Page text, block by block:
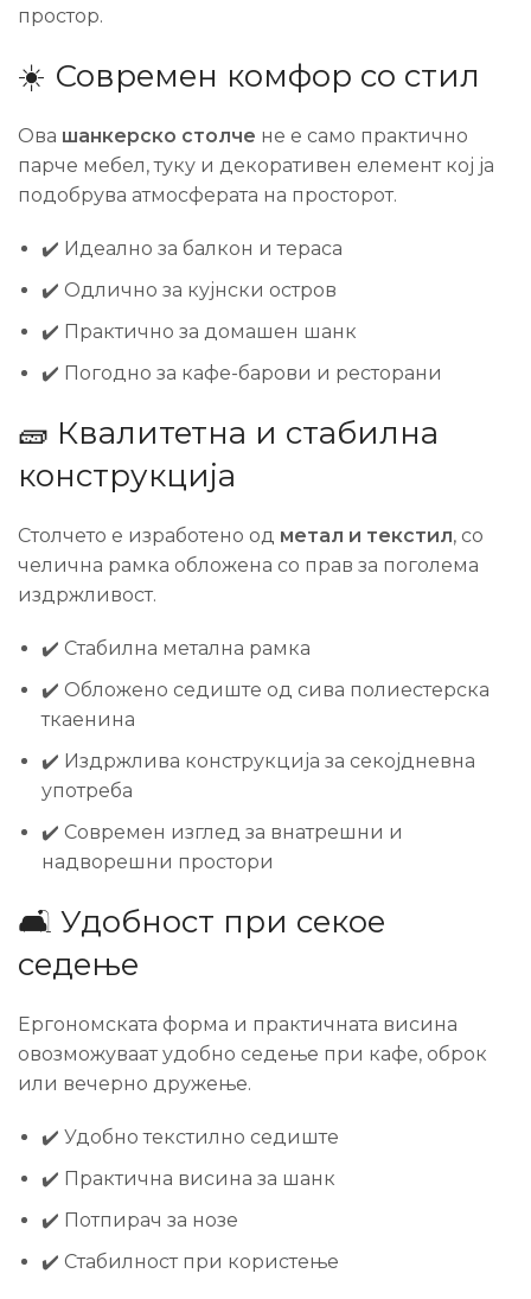
простор.
☀️ Современ комфор со стил
Ова шанкерско столче не е само практично
парче мебел, туку и декоративен елемент кој ја
подобрува атмосферата на просторот.
✔️ Идеално за балкон и тераса
✔️ Одлично за кујнски остров
✔️ Практично за домашен шанк
✔️ Погодно за кафе-барови и ресторани
🧱 Квалитетна и стабилна
конструкција
Столчето е изработено од метал и текстил, со
челична рамка обложена со прав за поголема
издржливост.
✔️ Стабилна метална рамка
✔️ Обложено седиште од сива полиестерска
ткаенина
✔️ Издржлива конструкција за секојдневна
употреба
✔️ Современ изглед за внатрешни и
надворешни простори
🛋️ Удобност при секое
седење
Ергономската форма и практичната висина
овозможуваат удобно седење при кафе, оброк
или вечерно дружење.
✔️ Удобно текстилно седиште
✔️ Практична висина за шанк
✔️ Потпирач за нозе
✔️ Стабилност при користење